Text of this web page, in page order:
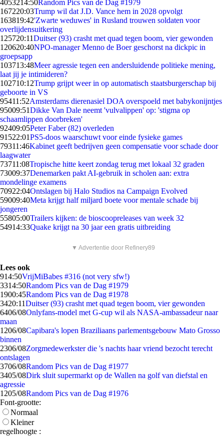
4053214:50Random Pics van de Dag #1979
167220:03Trump wil dat J.D. Vance hem in 2028 opvolgt
163819:42'Zwarte weduwes' in Rusland trouwen soldaten voor
overlijdensuitkering
125720:11Duitser (93) crasht met quad tegen boom, vier gewonden
120620:40NPO-manager Menno de Boer geschorst na dickpic in
groepsapp
103713:48Meer agressie tegen een andersluidende politieke mening,
laat jij je intimideren?
102710:12Trump grijpt weer in op automatisch staatsburgerschap bij
geboorte in VS
95411:52Amsterdams dierenasiel DOA overspoeld met babykonijntjes
95009:51Dikke Van Dale neemt 'vulvalippen' op: 'stigma op
schaamlippen doorbreken'
92409:05Peter Faber (82) overleden
91522:01PS5-doos waarschuwt voor einde fysieke games
79311:46Kabinet geeft bedrijven geen compensatie voor schade door
laagwater
73711:08Tropische hitte keert zondag terug met lokaal 32 graden
73009:37Denemarken pakt AI-gebruik in scholen aan: extra
mondelinge examens
70922:04Ontslagen bij Halo Studios na Campaign Evolved
59009:40Meta krijgt half miljard boete voor mentale schade bij
jongeren
55805:00Trailers kijken: de bioscoopreleases van week 32
54914:33Quake krijgt na 30 jaar een gratis uitbreiding
▼ Advertentie door Refinery89
Lees ook
914:50VrijMiBabes #316 (not very sfw!)
3314:50Random Pics van de Dag #1979
1900:45Random Pics van de Dag #1978
3420:11Duitser (93) crasht met quad tegen boom, vier gewonden
6406/08Onlyfans-model met G-cup wil als NASA-ambassadeur naar
maan
1206/08Capibara's lopen Braziliaans parlementsgebouw Mato Grosso
binnen
2306/08Zorgmedewerkster die 's nachts haar vriend bezocht terecht
ontslagen
3706/08Random Pics van de Dag #1977
3405/08Dirk sluit supermarkt op de Wallen na golf van diefstal en
agressie
1205/08Random Pics van de Dag #1976
Font-grootte:
Normaal
Kleiner
regelhoogte :